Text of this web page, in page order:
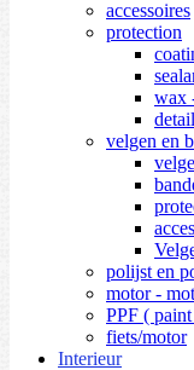
accessoires
protection
wax
velgen en
polijst en
motor -
PPF (
fiets/motor
Interieur